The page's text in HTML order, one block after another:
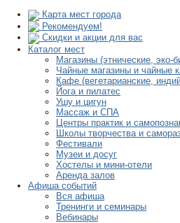
Карта мест города
Рекомендуем!
Скидки и акции для вас
Каталог мест
Магазины (этнические, эко-
Чайные магазины и чайные
Кафе (вегетарианские,
Йога и пилатес
Ушу и цигун
Массаж и СПА
Центры практик и
Школы творчества и
Фестивали
Музеи и досуг
Хостелы и мини-отели
Аренда залов
Афиша событий
Вся афиша
Тренинги и семинары
Вебинары